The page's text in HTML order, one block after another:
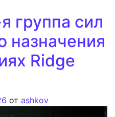
группа сил
назначения
Ridge
от ashkov